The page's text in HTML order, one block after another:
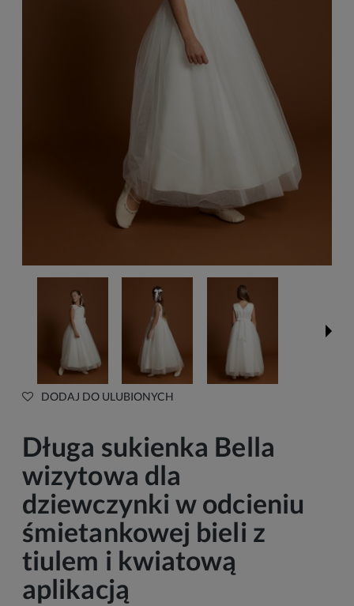
DODAJ DO ULUBIONYCH
Długa sukienka Bella
wizytowa dla
dziewczynki w odcieniu
śmietankowej bieli z
tiulem i kwiatową
aplikacją